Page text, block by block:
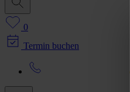
0
Termin buchen